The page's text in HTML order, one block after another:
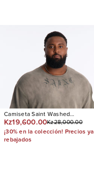
Camiseta Saint Washed
Oversized Fleece
Kz19,600.00Kz28,000.00
¡30% en la colección! Precios ya
rebajados